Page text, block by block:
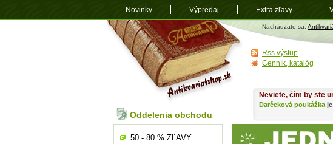
Antikvariát
shop.sk
Nachádzate sa:
Neviete, čím by ste
Darčeková poukážka
Oddelenia obchodu
50 - 80 % ZĽAVY
Rss výstup
Cenník, katalóg
Novinky Výpredaj Extra zľavy